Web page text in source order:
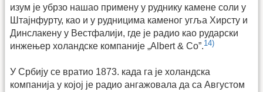
изум је убрзо нашао примену у руднику камене соли у
Штајнфурту, као и у рудницима каменог угља Хирсту и
Динслакену у Вест­фалији, где је радио као рударски
инжењер холандске компаније „Albert & Со”.14)
У Србију се вратио 1873. када га је холандска
компанија у којој је радио ангажовала да са Августом